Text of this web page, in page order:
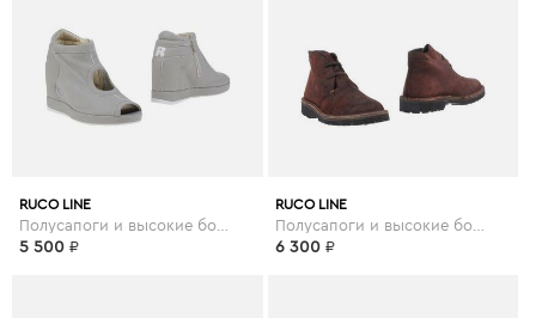
RUCO LINE
5 500 ₽
RUCO LINE
Полусапоги и высокие ботинки
6 300 ₽